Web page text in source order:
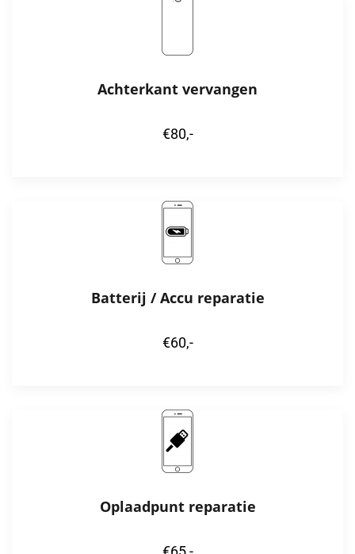
Achterkant vervangen
€80,-
Batterij / Accu reparatie
€60,-
Oplaadpunt reparatie